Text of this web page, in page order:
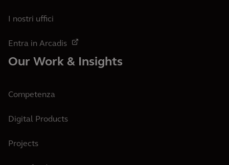
I nostri uffici
Entra in Arcadis
Our Work & Insights
Competenza
Digital Products
Projects